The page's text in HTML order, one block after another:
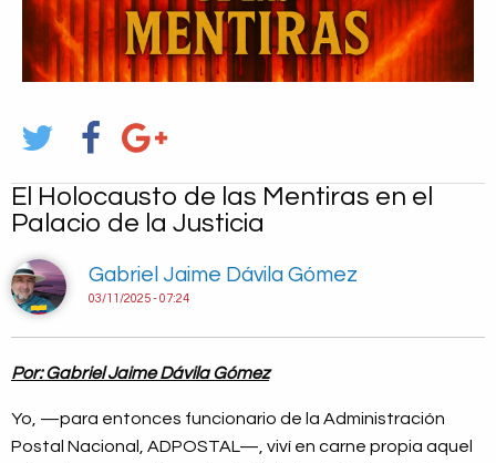
El Holocausto de las Mentiras en el
Palacio de la Justicia
Gabriel Jaime Dávila Gómez
03/11/2025 - 07:24
Por: Gabriel Jaime Dávila Gómez
Yo, —para entonces funcionario de la Administración
Postal Nacional, ADPOSTAL—, viví en carne propia aquel